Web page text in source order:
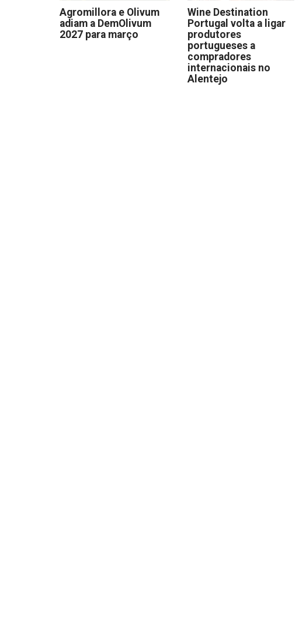
Agromillora e Olivum
adiam a DemOlivum
2027 para março
Wine Destination
Portugal volta a ligar
produtores
portugueses a
compradores
internacionais no
Alentejo